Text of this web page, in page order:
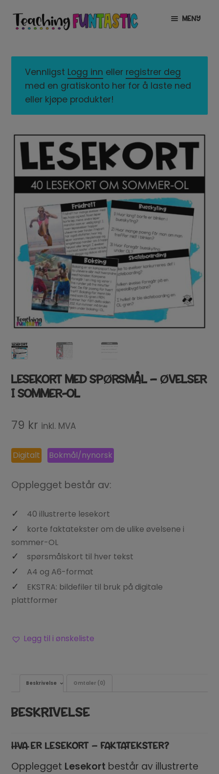
Hopp
til
Hopp
til
MENY
UNDERMENY
MIN KONTO
UNDERMENY
LISENSER
UTVID
UNDERMENY
TIPSHJØRNET
KURS
Vennligst Logg inn eller registrer deg
med en gratiskonto her for å laste ned
eller kjøpe produkter!
LESEKORT MED SPØRSMÅL – ØVELSER
I SOMMER-OL
79 kr inkl. MVA
Digitalt Bokmål/nynorsk
Opplegget består av:
40 illustrerte lesekort
korte faktatekster om de ulike øvelsene i
sommer-OL
spørsmålskort til hver tekst
A4 og A6-format
EKSTRA: bildefiler til bruk på digitale
plattformer
Legg til i ønskeliste
Beskrivelse Omtaler (0)
BESKRIVELSE
HVA ER LESEKORT – FAKTATEKSTER?
Opplegget Lesekort består av illustrerte